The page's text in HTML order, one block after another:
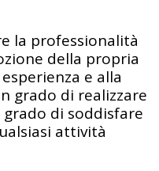
la professionalità
della propria
e alla
grado di realizzare
di soddisfare
attività